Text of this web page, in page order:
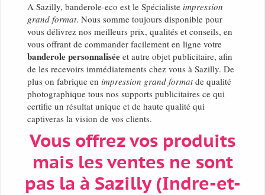
A Sazilly, banderole-eco est le Spécialiste impression
grand format. Nous somme toujours disponible pour
vous délivrez nos meilleurs prix, qualités et conseils, en
vous offrant de commander facilement en ligne votre
banderole personnalisée et autre objet publicitaire, afin
de les recevoirs immédiatements chez vous à Sazilly. De
plus on fabrique en impression grand formatde qualité
photographique tous nos supports publicitaires ce qui
certifie un résultat unique et de haute qualité qui
captiveras la vision de vos clients.
Vous offrez vos produits
mais les ventes ne sont
pas la à Sazilly (Indre-et-